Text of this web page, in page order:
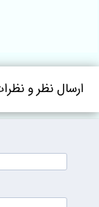
ارسال نظر و